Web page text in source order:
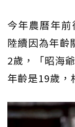
今年農曆年前
陸續因為年齡
2歲，「昭海
年齡是19歲，